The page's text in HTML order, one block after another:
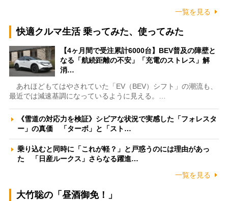
一覧を見る
快適クルマ生活 乗ってみた、使ってみた
【4ヶ月間で受注累計6000台】BEV普及の障壁と
なる「航続距離の不安」「充電のストレス」解
消…
あれほどもてはやされていた「EV（BEV）シフト」の潮流も、
最近では減速基調になっているように見える。…
《雪道の対応力を検証》シビアな状況で実感した「フォレスタ
ー」の真価 「ターボ」と「スト…
乗り込むと同時に「これが軽？」と戸惑うのには理由があっ
た 「日産ルークス」さらなる躍進…
一覧を見る
大竹聡の「昼酒御免！」